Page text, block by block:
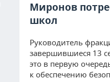
Миронов
школ
Руководитель
завершившиеся 13
это в первую
к обеспечению